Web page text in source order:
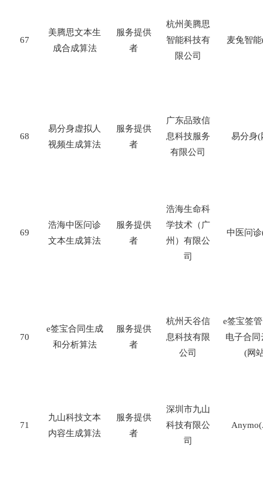
67
美腾思文本生
成合成算法
服务提供
者
杭州美腾思
智能科技有
限公司
麦兔智能
68
易分身虚拟人
视频生成算法
服务提供
者
广东品致信
息科技服务
有限公司
易分身(
69
浩海中医问诊
文本生成算法
服务提供
者
浩海生命科
学技术（广
州）有限公
司
中医问诊
70
e签宝合同生成
和分析算法
服务提供
者
杭州天谷信
息科技有限
公司
e签宝签
电子合同
(网
71
九山科技文本
内容生成算法
服务提供
者
深圳市九山
科技有限公
司